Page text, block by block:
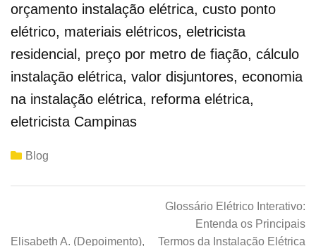
orçamento instalação elétrica, custo ponto
elétrico, materiais elétricos, eletricista
residencial, preço por metro de fiação, cálculo
instalação elétrica, valor disjuntores, economia
na instalação elétrica, reforma elétrica,
eletricista Campinas
Blog
Elisabeth A. (Depoimento),
Glossário Elétrico Interativo:
Entenda os Principais
Termos da Instalação Elétrica